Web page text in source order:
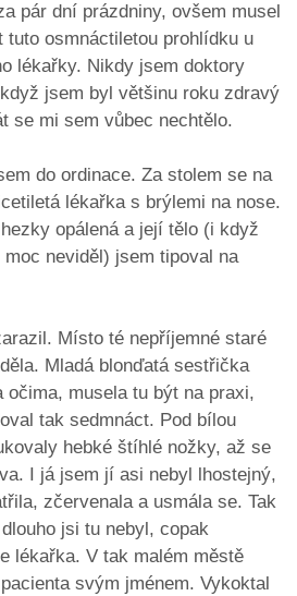
pár dní prázdniny, ovšem musel
tuto osmnáctiletou prohlídku u
lékařky. Nikdy jsem doktory
jsem byl většinu roku zdravý
se mi sem vůbec nechtělo.
do ordinace. Za stolem se na
lékařka s brýlemi na nose.
opálená a její tělo (i když
neviděl) jsem tipoval na
Místo té nepříjemné staré
Mladá blonďatá sestřička
očima, musela tu být na praxi,
tak sedmnáct. Pod bílou
hebké štíhlé nožky, až se
I já jsem jí asi nebyl lhostejný,
zčervenala a usmála se. Tak
jsi tu nebyl, copak
lékařka. V tak malém městě
svým jménem. Vykoktal